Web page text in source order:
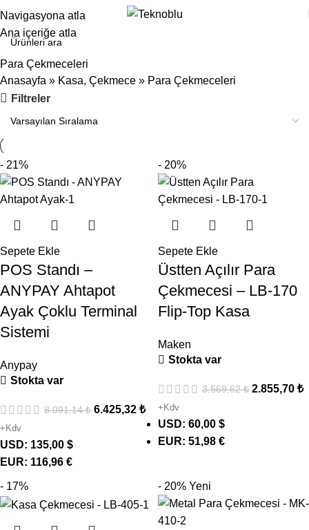
Navigasyona atla
Ana içeriğe atla
Para Çekmeceleri
Anasayfa » Kasa, Çekmece » Para Çekmeceleri
Filtreler
- 21%
Sepete Ekle
POS Standı –
ANYPAY Ahtapot
Ayak Çoklu Terminal
Sistemi
Anypay
Stokta var
8.091,14₺ 6.425,32 ₺
+Kdv
USD: 135,00 $
EUR: 116,96 €
- 20%
Sepete Ekle
Üstten Açılır Para
Çekmecesi – LB-170
Flip-Top Kasa
Maken
Stokta var
3.569,62₺ 2.855,70 ₺
+Kdv
USD: 60,00 $
EUR: 51,98 €
- 17% - 20% Yeni